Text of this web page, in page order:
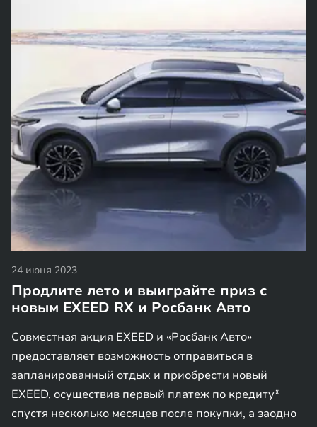
24 июня 2023
Продлите лето и выиграйте приз с
новым EXEED RX и Росбанк Авто
Совместная акция EXEED и «Росбанк Авто»
предоставляет возможность отправиться в
запланированный отдых и приобрести новый
EXEED, осуществив первый платеж по кредиту*
спустя несколько месяцев после покупки, а заодно